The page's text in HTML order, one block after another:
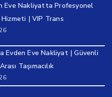
Eve Nakliyatta Profesyonel
| VIP Trans
Evden Eve Nakliyat | Güvenli
Taşımacılık